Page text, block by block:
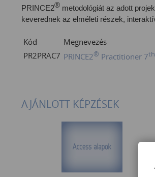
PRINCE2® metodológiát az adott
keverednek az elméleti részek,
Kód Megnevezés
PR2PRAC7 PRINCE2® Practitioner 7th
AJÁNLOTT KÉPZÉSEK